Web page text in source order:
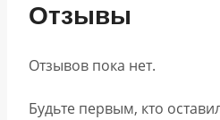
Отзывы
Отзывов пока нет.
Будьте первым, кто